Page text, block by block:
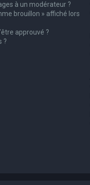
à un modérateur ?
brouillon » affiché lors
approuvé ?
?